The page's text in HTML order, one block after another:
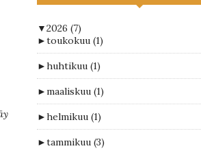
▼2026 (7)
►toukokuu (1)
►huhtikuu (1)
►maaliskuu (1)
►helmikuu (1)
►tammikuu (3)